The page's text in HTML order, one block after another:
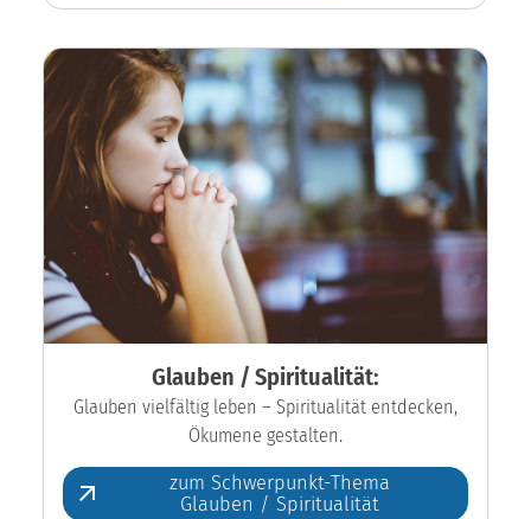
Glauben / Spiritualität:
Glauben vielfältig leben – Spiritualität entdecken,
Ökumene gestalten.
zum Schwerpunkt-Thema
Glauben / Spiritualität